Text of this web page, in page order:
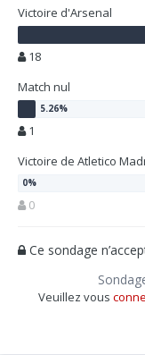
Victoire d'Arsenal
18
Match nul
1
Victoire de Atletico
0
Ce sondage
Veuillez vous